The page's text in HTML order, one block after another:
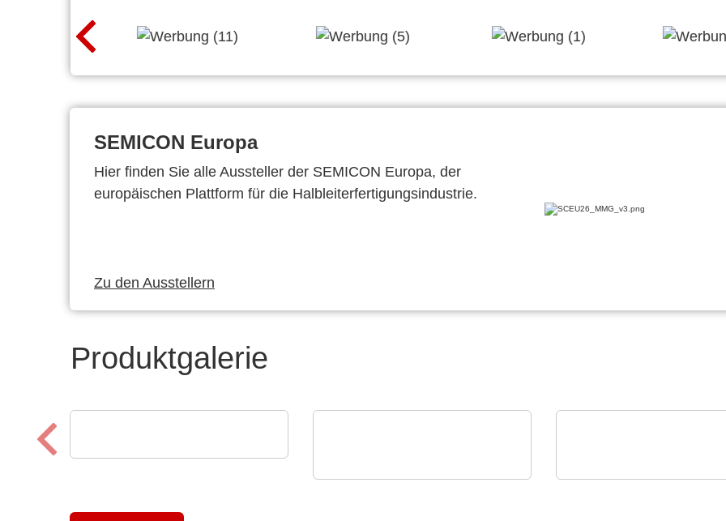
SEMICON Europa
Hier finden Sie alle Aussteller der SEMICON Europa, der
europäischen Plattform für die Halbleiterfertigungsindustrie.
Zu den Ausstellern
Produktgalerie